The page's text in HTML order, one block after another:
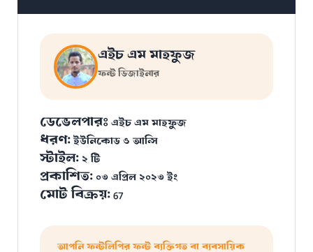
এইচ এম মাহফুজ
ফন্ট ডিজাইনার
ডেভেলপারঃ এইচ এম মাহফুজ
ধরণ:ইউনিকোড ও আন্সি
স্টাইল: ২ টি
প্রকাশিত: ০৩ এপ্রিল ২০২৩ ইং
মোট বিক্রয়:67
আপনি ফন্টলিপির ফন্ট ব্যক্তিগত বা ব্যবসায়িক